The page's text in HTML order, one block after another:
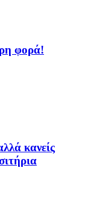
φορά!
κανείς